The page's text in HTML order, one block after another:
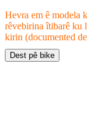
Hevra em ê modela
rêvebirina îtibarê ku
kirin (documented
Dest pê bike